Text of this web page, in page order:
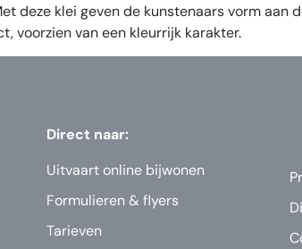
deze klei geven de kunstenaars vorm
voorzien van een kleurrijk karakter.
Direct naar:
Uitvaart online bijwonen
Formulieren & flyers
Tarieven